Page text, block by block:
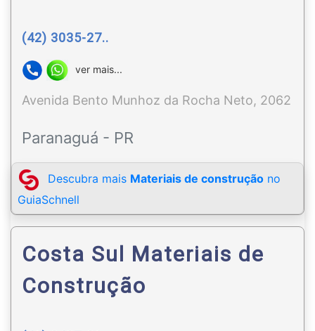
(42) 3035-27..
ver mais...
Avenida Bento Munhoz da Rocha Neto, 2062
Paranaguá - PR
Descubra mais Materiais de construção no
GuiaSchnell
Costa Sul Materiais de
Construção